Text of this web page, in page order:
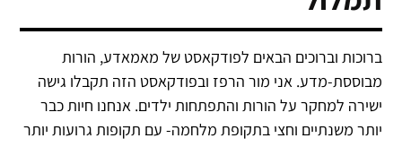
ברוכות וברוכים הבאים לפודקאסט של מאמאדע, הורות
מבוססת-מדע. אני מור הרפז ובפודקאסט הזה תקבלו גישה
ישירה למחקר על הורות והתפתחות ילדים. אנחנו חיות כבר
יותר משנתיים וחצי בתקופת מלחמה- עם תקופות גרועות יותר